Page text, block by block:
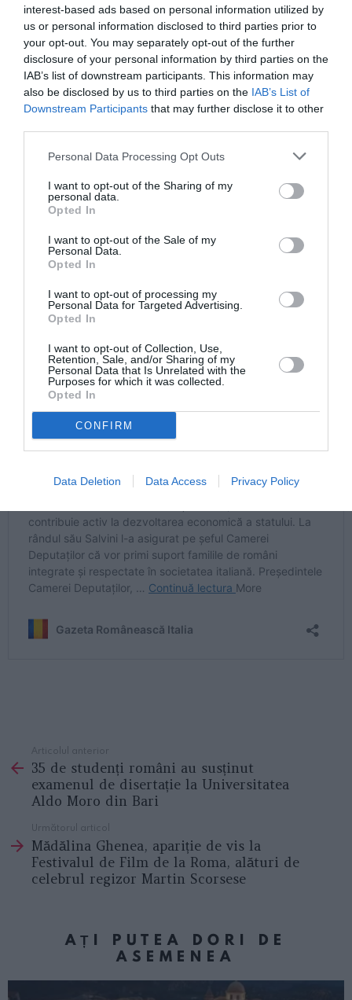
interest-based ads based on personal information utilized by
us or personal information disclosed to third parties prior to
your opt-out. You may separately opt-out of the further
disclosure of your personal information by third parties on the
IAB’s list of downstream participants. This information may
also be disclosed by us to third parties on the IAB’s List of
Downstream Participants that may further disclose it to other
Personal Data Processing Opt Outs
I want to opt-out of the Sharing of my
personal data.
Opted In
I want to opt-out of the Sale of my
Personal Data.
Opted In
I want to opt-out of processing my
Personal Data for Targeted Advertising.
Opted In
I want to opt-out of Collection, Use,
Retention, Sale, and/or Sharing of my
Personal Data that Is Unrelated with the
Purposes for which it was collected.
Opted In
CONFIRM
Data Deletion Data Access Privacy Policy
more
Articolul anterior
35 de studenți români au susținut
examenul de disertație la Universitatea
Aldo Moro din Bari
Următorul articol
Mădălina Ghenea, apariție de vis la
Festivalul de Film de la Roma, alături de
celebrul regizor Martin Scorsese
AȚI PUTEA DORI DE
ASEMENEA